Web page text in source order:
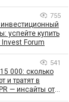
755
успейте купить
Invest Forum
541
000: сколько
и тратят в
— инсайты от